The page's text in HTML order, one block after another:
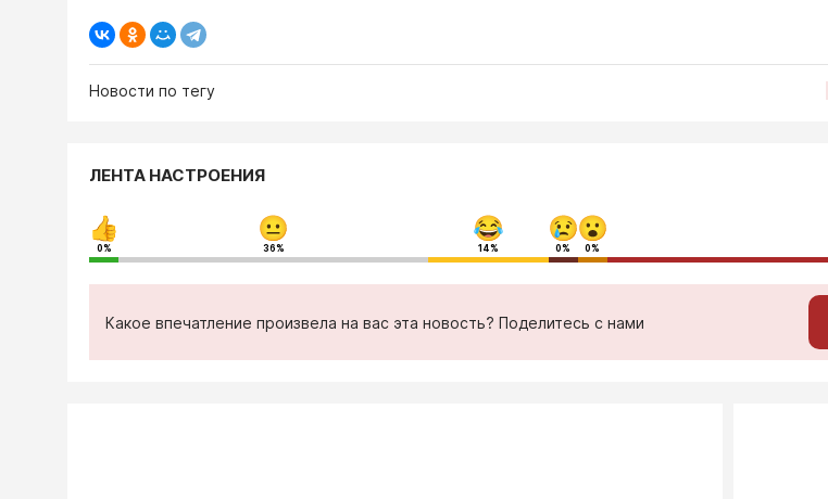
Новости по тегу
ЛЕНТА НАСТРОЕНИЯ
0% 36% 14% 0% 0%
Какое впечатление произвела на вас эта новость? Поделитесь с нами